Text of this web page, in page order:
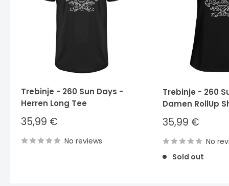
Trebinje - 260 Sun Days -
Herren Long Tee
Sale
price
35,99 €
No reviews
Trebinje - 260
Damen RollUp
Sale
price
35,99 €
No
Sold out